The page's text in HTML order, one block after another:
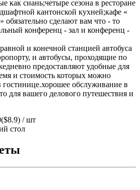
как сиань;четыре сезона в ресторане
кантонской кухней;кафе «
обязательно сделают вам что - то
конференц - зал и конференц -
и конечной станцией автобуса
и автобусы, проходящие по
предоставляют удобные для
и стоимость которых можно
гостинице.хорошее обслуживание в
для вашего делового путешествия и
/ шт
стол